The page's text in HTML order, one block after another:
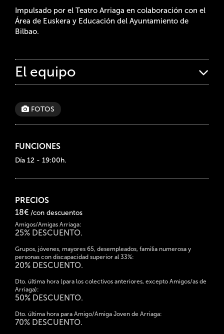
Impulsado por el Teatro Arriaga en colaboración con el
Área de Euskera y Educación del Ayuntamiento de
Bilbao.
El equipo
FOTOS
FUNCIONES
Día 12 - 19:00h.
PRECIOS
18€ /con descuentos
Amigos/Amigas Arriaga:
25% DESCUENTO.
Grupos, jóvenes, mayores 65, desempleados, familia numerosa y
personas con discapacidad superior al 33%:
20% DESCUENTO.
Dto. última hora (para los colectivos anteriores, excepto Amigos/as de
Arriaga):
50% DESCUENTO.
Dto. última hora para Amigo/Amiga Joven de Arriaga:
70% DESCUENTO.